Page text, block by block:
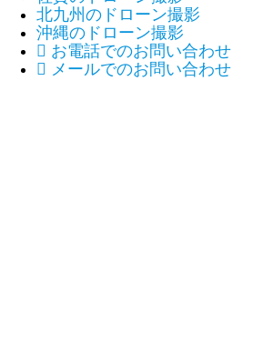
北九州のドローン撮影
沖縄のドローン撮影
 お電話でのお問い合わせ
 メールでのお問い合わせ